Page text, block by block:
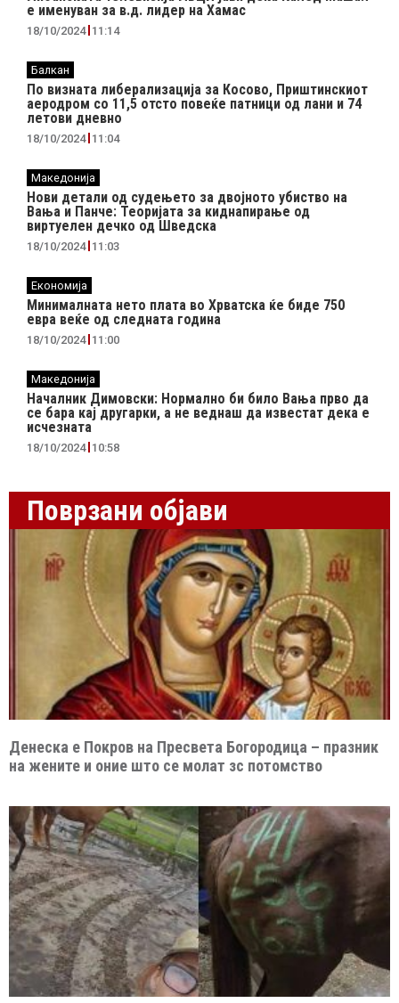
е именуван за в.д. лидер на Хамас
18/10/2024 11:14
Балкан
По визната либерализација за Косово, Приштинскиот
аеродром со 11,5 отсто повеќе патници од лани и 74
летови дневно
18/10/2024 11:04
Македонија
Нови детали од судењето за двојното убиство на
Вања и Панче: Теоријата за киднапирање од
виртуелен дечко од Шведска
18/10/2024 11:03
Економија
Минималната нето плата во Хрватска ќе биде 750
евра веќе од следната година
18/10/2024 11:00
Македонија
Началник Димовски: Нормално би било Вања прво да
се бара кај другарки, а не веднаш да известат дека е
исчезната
18/10/2024 10:58
Поврзани објави
Денеска е Покров на Пресвета Богородица – празник
на жените и оние што се молат зс потомство